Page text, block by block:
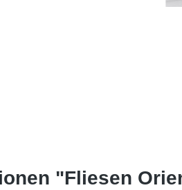
"Fliesen